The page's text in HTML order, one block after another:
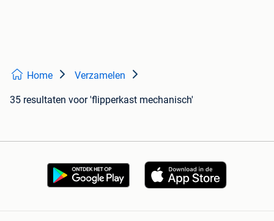
Home Verzamelen
35 resultaten voor 'flipperkast mechanisch'